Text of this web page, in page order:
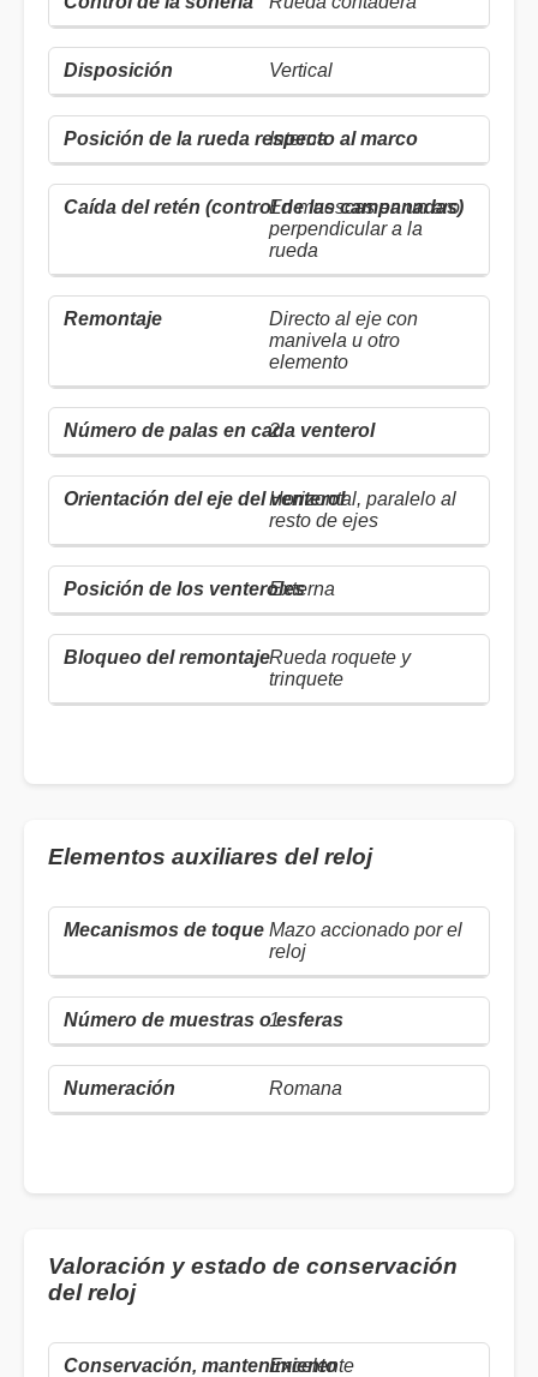
Vertical
Interna
En muescas en un aro
perpendicular a la
rueda
Directo al eje con
manivela u otro
elemento
2
Horizontal, paralelo al
resto de ejes
Externa
Rueda roquete y
trinquete
Elementos auxiliares del reloj
Mazo accionado por el
reloj
1
Romana
Valoración y estado de conservación
del reloj
Excelente